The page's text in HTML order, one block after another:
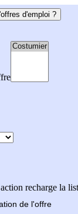
d'emploi ?
recharge la
de l'offre